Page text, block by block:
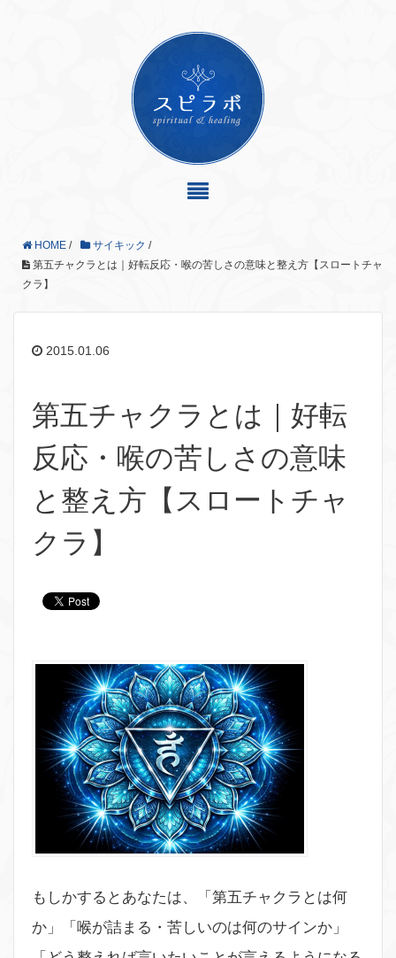
HOME / サイキック /
第五チャクラとは｜好転反応・喉の苦しさの意味と整え方【スロートチャ
クラ】
2015.01.06
第五チャクラとは｜好転
反応・喉の苦しさの意味
と整え方【スロートチャ
クラ】
もしかするとあなたは、「第五チャクラとは何
か」「喉が詰まる・苦しいのは何のサインか」